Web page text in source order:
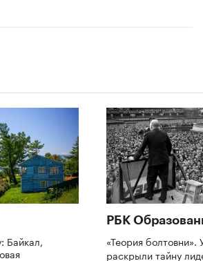
Байкал,
РБК
«Теория болтовни».
раскрыли тайну